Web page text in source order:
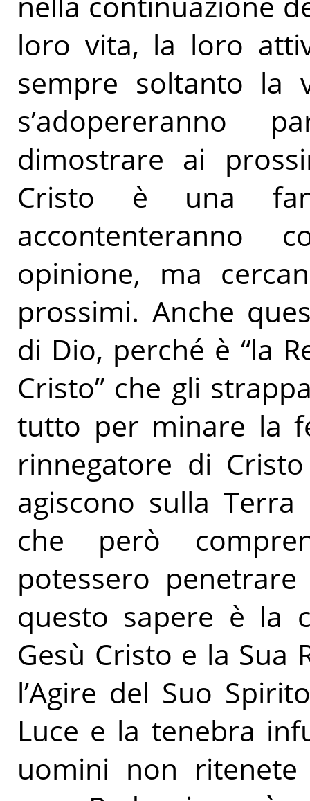
loro vita, la loro
sempre soltanto la
s’adopereranno
dimostrare ai
Cristo è una
opinione, ma
prossimi. Anche
di Dio, perché è “la
Cristo” che gli
tutto per minare la
rinnegatore di
agiscono sulla
che però
potessero
questo sapere è la
Gesù Cristo e la Sua
l’Agire del Suo
Luce e la tenebra
uomini non